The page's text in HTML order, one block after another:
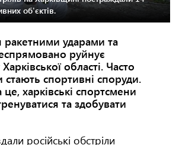
об'єктів.
ракетними ударами та
руйнує
області. Часто
стають спортивні споруди.
харківські спортсмени
та здобувати
російські обстріли